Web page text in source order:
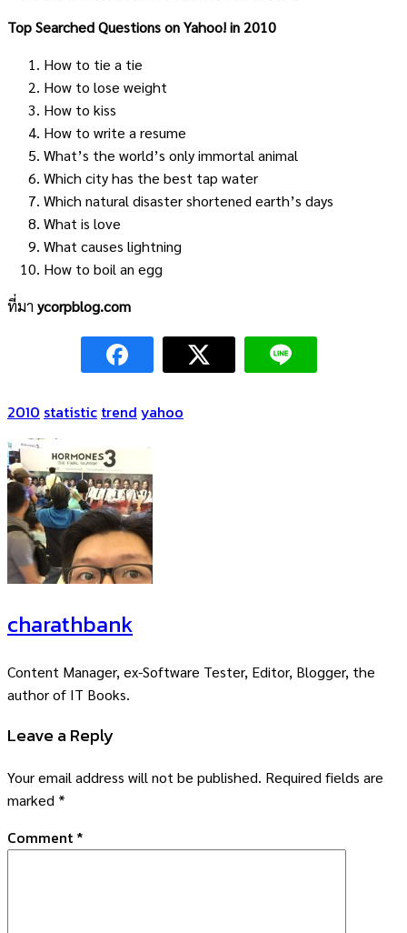
Top Searched Questions on Yahoo! in 2010
How to tie a tie
How to lose weight
How to kiss
How to write a resume
What’s the world’s only immortal animal
Which city has the best tap water
Which natural disaster shortened earth’s days
What is love
What causes lightning
How to boil an egg
ที่มา ycorpblog.com
2010 statistic trend yahoo
charathbank
Content Manager, ex-Software Tester, Editor, Blogger, the
author of IT Books.
Leave a Reply
Your email address will not be published. Required fields are
marked *
Comment *